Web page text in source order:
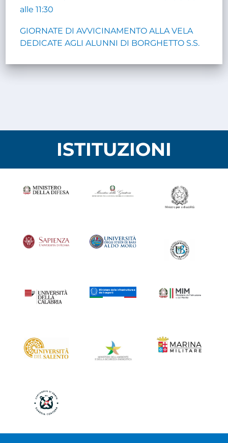
alle 11:30
GIORNATE DI AVVICINAMENTO ALLA VELA
DEDICATE AGLI ALUNNI DI BORGHETTO S.S.
ISTITUZIONI